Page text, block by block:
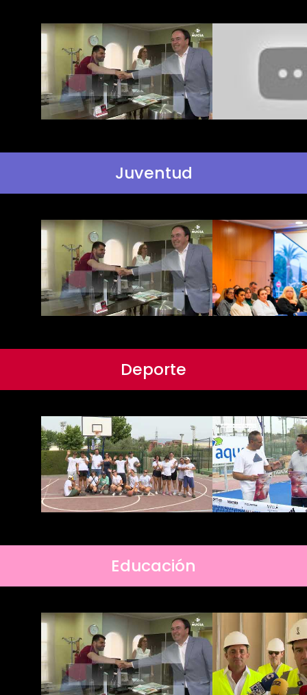
Juventud
Deporte
Educación